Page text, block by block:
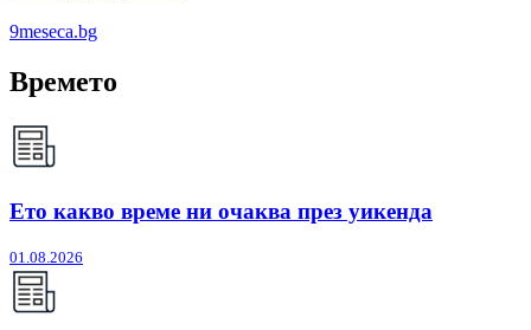
9meseca.bg
Времето
Ето какво време ни очаква през уикенда
01.08.2026